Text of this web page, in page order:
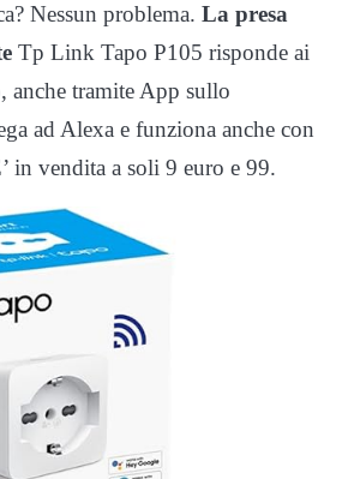
Nessun problema. La presa
Tp Link Tapo P105 risponde ai
anche tramite App sullo
ad Alexa e funziona anche con
in vendita a soli 9 euro e 99.